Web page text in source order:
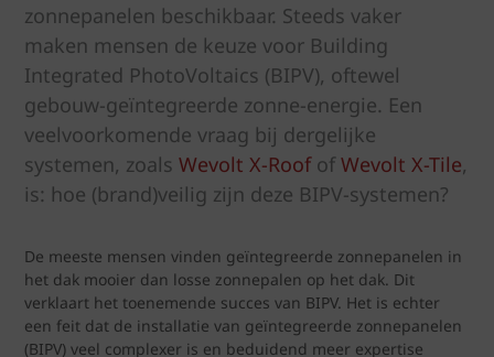
zonnepanelen beschikbaar. Steeds vaker
maken mensen de keuze voor Building
Integrated PhotoVoltaics (BIPV), oftewel
gebouw-geïntegreerde zonne-energie. Een
veelvoorkomende vraag bij dergelijke
systemen, zoals Wevolt X-Roofof Wevolt X-Tile,
is: hoe (brand)veilig zijn deze BIPV-systemen?
De meeste mensen vinden geïntegreerde zonnepanelen in
het dak mooier dan losse zonnepalen op het dak. Dit
verklaart het toenemende succes van BIPV. Het is echter
een feit dat de installatie van geïntegreerde zonnepanelen
(BIPV) veel complexer is en beduidend meer expertise